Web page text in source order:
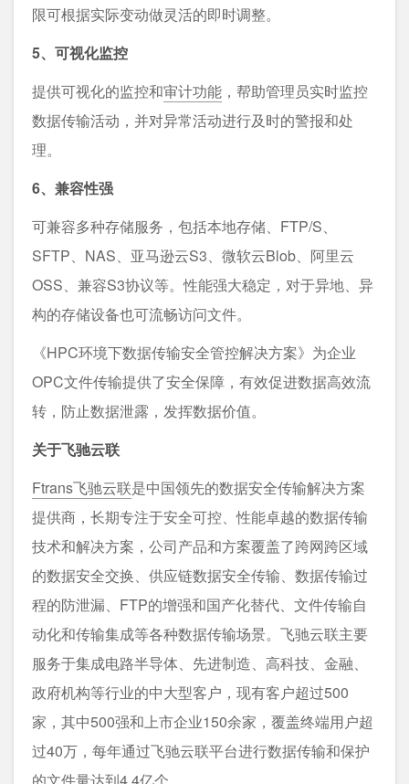
限可根据实际变动做灵活的即时调整。
5、可视化监控
提供可视化的监控和审计功能 ，帮助管理员实时监控
数据传输活动，并对异常活动进行及时的警报和处
理。
6、兼容性强
可兼容多种存储服务，包括本地存储、FTP/S、
SFTP、NAS、亚⻢逊云S3、微软云Blob、阿⾥云
OSS、兼容S3协议等。性能强⼤稳定，对于异地、异
构的存储设备也可流畅访问⽂件。
《HPC环境下数据传输安全管控解决⽅案》为企业
OPC文件传输提供了安全保障，有效促进数据⾼效流
转，防⽌数据泄露，发挥数据价值。
关于飞驰云联
Ftrans飞驰云联是中国领先的数据安全传输解决方案
提供商，长期专注于安全可控、性能卓越的数据传输
技术和解决方案，公司产品和方案覆盖了跨网跨区域
的数据安全交换、供应链数据安全传输、数据传输过
程的防泄漏、FTP的增强和国产化替代、文件传输自
动化和传输集成等各种数据传输场景。飞驰云联主要
服务于集成电路半导体、先进制造、高科技、金融、
政府机构等行业的中大型客户，现有客户超过500
家，其中500强和上市企业150余家，覆盖终端用户超
过40万，每年通过飞驰云联平台进行数据传输和保护
的文件量达到4.4亿个。